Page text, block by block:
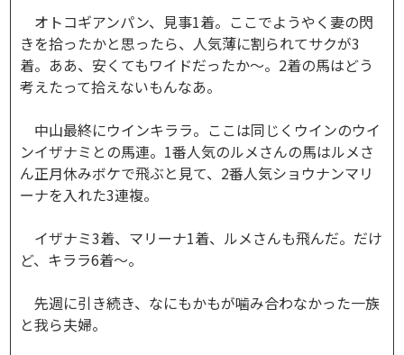
オトコギアンパン、見事1着。ここでようやく妻の閃
きを拾ったかと思ったら、人気薄に割られてサクが3
着。ああ、安くてもワイドだったか～。2着の馬はどう
考えたって拾えないもんなあ。
中山最終にウインキララ。ここは同じくウインのウイ
ンイザナミとの馬連。1番人気のルメさんの馬はルメさ
ん正月休みボケで飛ぶと見て、2番人気ショウナンマリ
ーナを入れた3連複。
イザナミ3着、マリーナ1着、ルメさんも飛んだ。だけ
ど、キララ6着～。
先週に引き続き、なにもかもが噛み合わなかった一族
と我ら夫婦。